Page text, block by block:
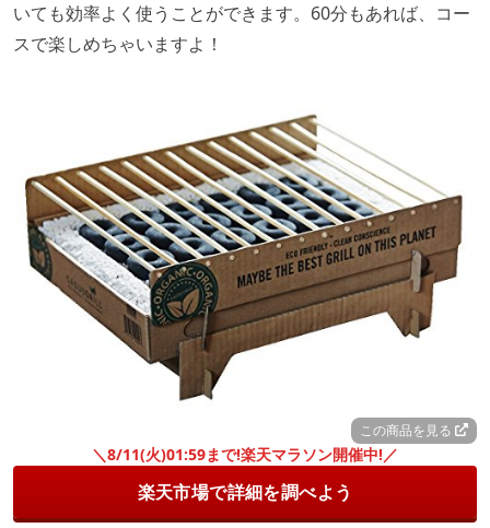
いても効率よく使うことができます。60分もあれば、コー
スで楽しめちゃいますよ！
この商品を見る
＼8/11(火)01:59まで!楽天マラソン開催中!／
楽天市場で詳細を調べよう